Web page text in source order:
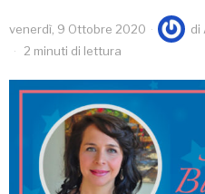
venerdì, 9 Ottobre 2020 di
2 minuti di lettura